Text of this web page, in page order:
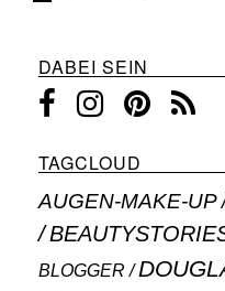
DABEI SEIN
TAGCLOUD
AUGEN-MAKE-UP
BLOGGER